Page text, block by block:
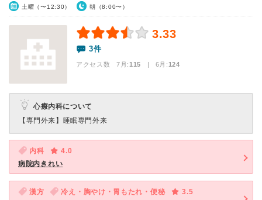
土曜（〜12:30） 朝（8:00〜）
3.33
3件
アクセス数 7月:115 | 6月:124
心療内科について
【専門外来】 睡眠専門外来
内科
4.0
病院内きれい
漢方 冷え・胸やけ・胃もたれ・便秘
3.5